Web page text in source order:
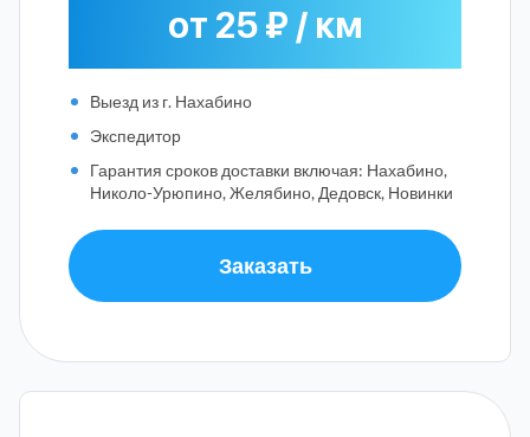
от 25 ₽ / км
Выезд из г. Нахабино
Экспедитор
Гарантия сроков доставки включая: Нахабино,
Николо-Урюпино, Желябино, Дедовск, Новинки
Заказать